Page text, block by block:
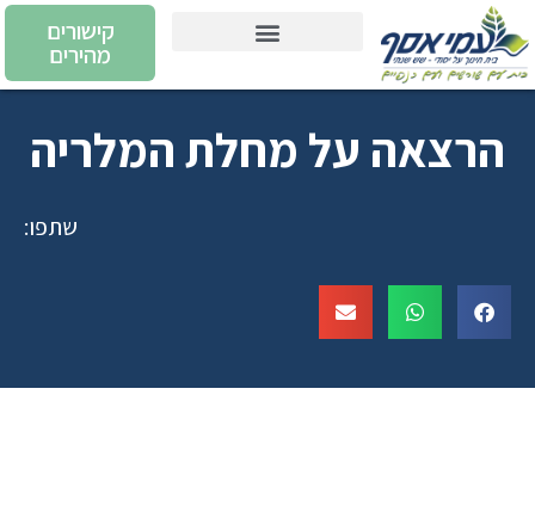
קישורים
מהירים
הרצאה על מחלת המלריה
שתפו: